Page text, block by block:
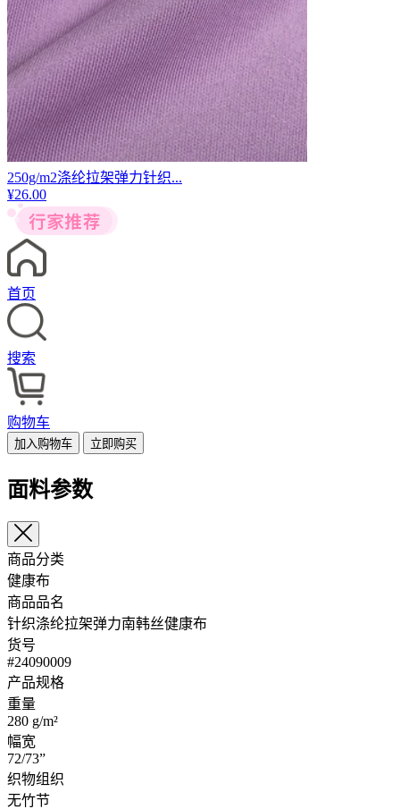
250g/m2涤纶拉架弹力针织...
¥26.00
首页
搜索
购物车
加入购物车 立即购买
面料参数
商品分类
健康布
商品品名
针织涤纶拉架弹力南韩丝健康布
货号
#24090009
产品规格
重量
280 g/m²
幅宽
72/73”
织物组织
无竹节